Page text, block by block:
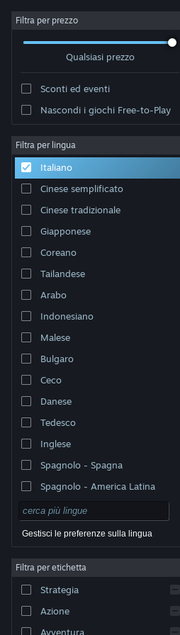
Accedi
Informazioni
Assistenza
Cambia la lingua
Ottieni l'app mobile di Steam
Visualizza il sito web per desktop
appartengono ai rispettivi proprietari negli Stati Uniti e
legali|
Steam| Rimborsi|
Filtra per prezzo
Qualsiasi prezzo
Sconti ed eventi
Nascondi i giochi Free-to-Play
Filtra per lingua
Italiano
Cinese semplificato
Cinese tradizionale
Giapponese
Coreano
Tailandese
Arabo
Indonesiano
Malese
Bulgaro
Ceco
Danese
Tedesco
Inglese
Spagnolo - Spagna
Spagnolo - America Latina
Gestisci le preferenze sulla lingua
Filtra per etichetta
Strategia
Azione
Avventura
Editore: Kepler Project
Ordina per Rilevanza
0 risultati corrispondono alla tua ricerca. 1
in base alle tue preferenze.